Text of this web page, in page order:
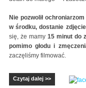
Nie pozwolił
w środku, dostanie
się, że mamy15 minut do
pomimo głodu i
zaczęliśmy filmować.
Czytaj dalej >>